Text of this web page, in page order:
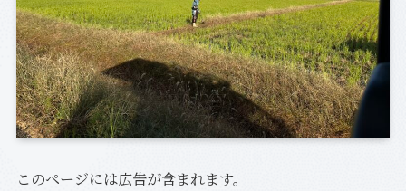
このページには広告が含まれます。